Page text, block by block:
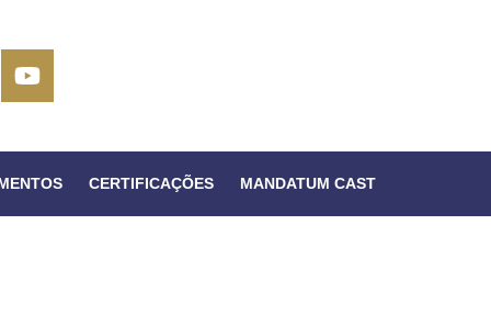
CERTIFICAÇÕES MANDATUM CAST